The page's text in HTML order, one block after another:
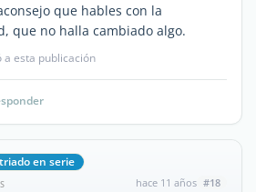
que hables con la
que no halla cambiado algo.
esta publicación
en serie
hace 11 años #18